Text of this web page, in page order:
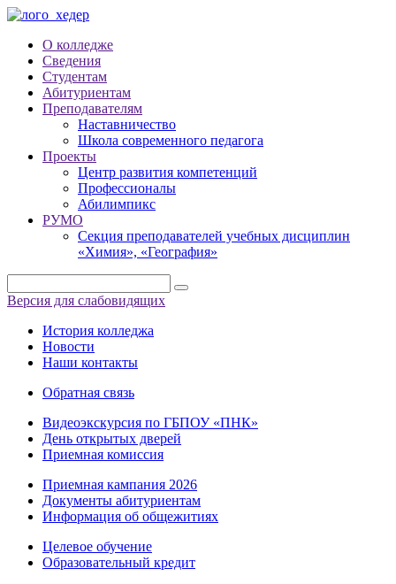
О колледже
Сведения
Студентам
Абитуриентам
Преподавателям
Наставничество
Школа современного педагога
Проекты
Центр развития компетенций
Профессионалы
Абилимпикс
РУМО
Секция преподавателей учебных дисциплин
«Химия», «География»
Версия для слабовидящих
История колледжа
Новости
Наши контакты
Обратная связь
Видеоэкскурсия по ГБПОУ «ПНК»
День открытых дверей
Приемная комиссия
Приемная кампания 2026
Дoкументы абитуриентам
Информация об общежитиях
Целевое обучение
Образовательный кредит